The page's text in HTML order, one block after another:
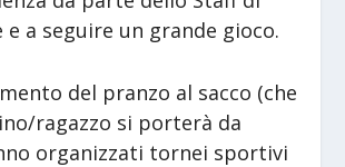
e a seguire un grande gioco.
del pranzo al sacco (che
ragazzo si porterà da
organizzati tornei sportivi